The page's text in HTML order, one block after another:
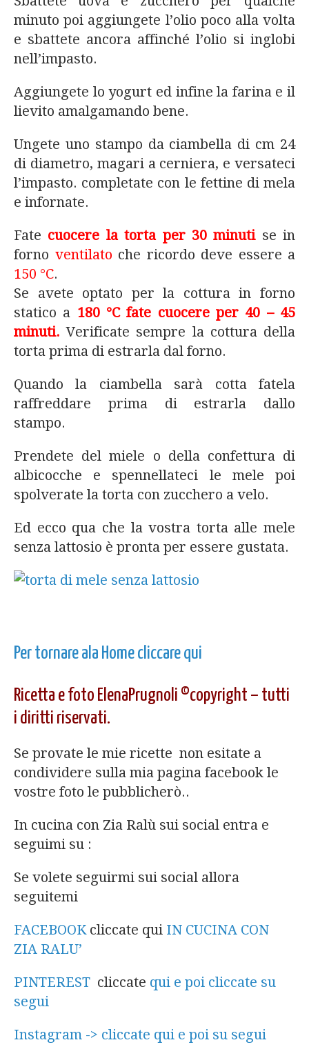
minuto poi aggiungete l’olio poco alla volta
e sbattete ancora affinché l’olio si inglobi
nell’impasto.
Aggiungete lo yogurt ed infine la farina e il
lievito amalgamando bene.
Ungete uno stampo da ciambella di cm 24
di diametro, magari a cerniera, e versateci
l’impasto. completate con le fettine di mela
e infornate.
Fate cuocere la torta per 30 minutise in
forno ventilato che ricordo deve essere a
150 °C.
Se avete optato per la cottura in forno
statico a 180 °C fate cuocere per 40 – 45
minuti. Verificate sempre la cottura della
torta prima di estrarla dal forno.
Quando la ciambella sarà cotta fatela
raffreddare prima di estrarla dallo
stampo.
Prendete del miele o della confettura di
albicocche e spennellateci le mele poi
spolverate la torta con zucchero a velo.
Ed ecco qua che la vostra torta alle mele
senza lattosio è pronta per essere gustata.
Per tornare ala Home cliccare qui
Ricetta e foto ElenaPrugnoli ©copyright – tutti
i diritti riservati.
Se provate le mie ricette non esitate a
condividere sulla mia pagina facebook le
vostre foto le pubblicherò..
In cucina con Zia Ralù sui social entra e
seguimi su :
Se volete seguirmi sui social allora
seguitemi
FACEBOOK cliccate qui IN CUCINA CON
ZIA RALU’
PINTEREST cliccate qui e poi cliccate su
segui
Instagram -> cliccate qui e poi su segui